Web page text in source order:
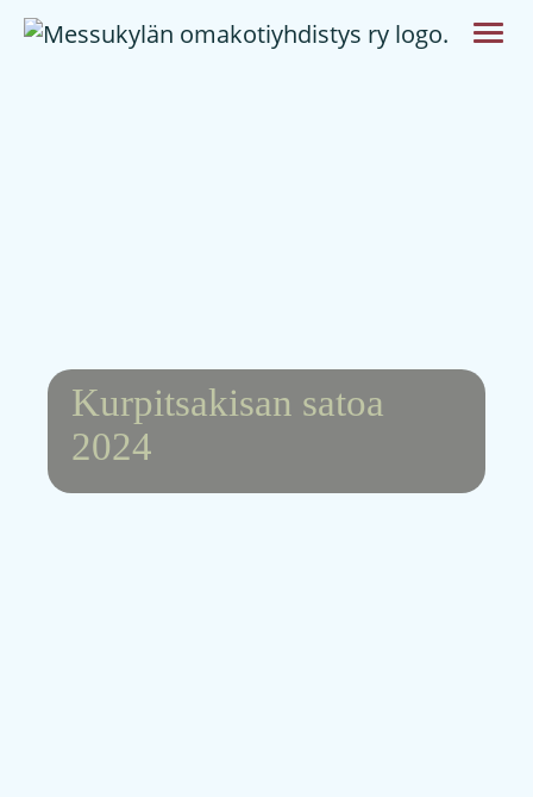
Kurpitsakisan satoa
2024